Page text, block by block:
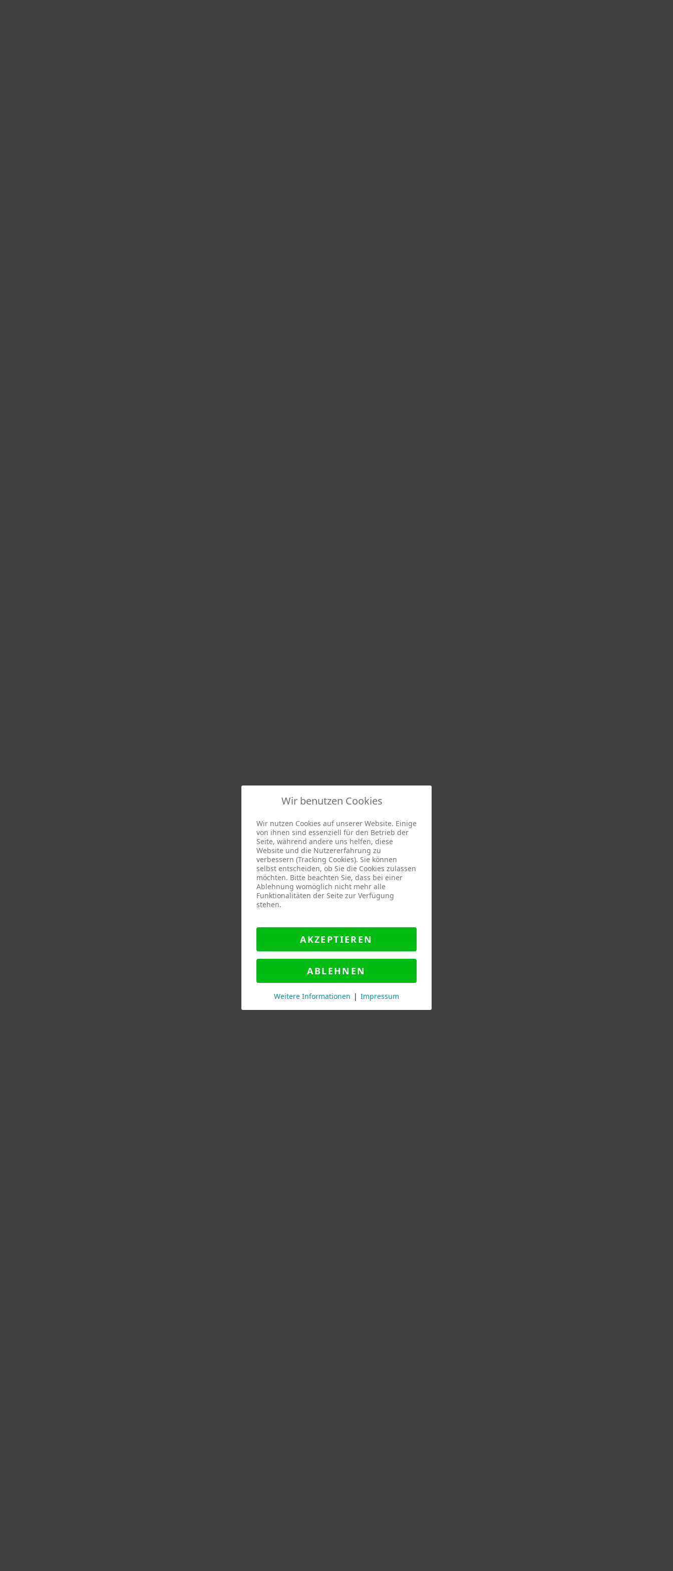
Wir benutzen Cookies
Wir nutzen Cookies auf unserer Website. Einige
von ihnen sind essenziell für den Betrieb der
Seite, während andere uns helfen, diese
Website und die Nutzererfahrung zu
verbessern (Tracking Cookies). Sie können
selbst entscheiden, ob Sie die Cookies zulassen
möchten. Bitte beachten Sie, dass bei einer
Ablehnung womöglich nicht mehr alle
Funktionalitäten der Seite zur Verfügung
stehen.
AKZEPTIEREN
ABLEHNEN
Weitere Informationen | Impressum